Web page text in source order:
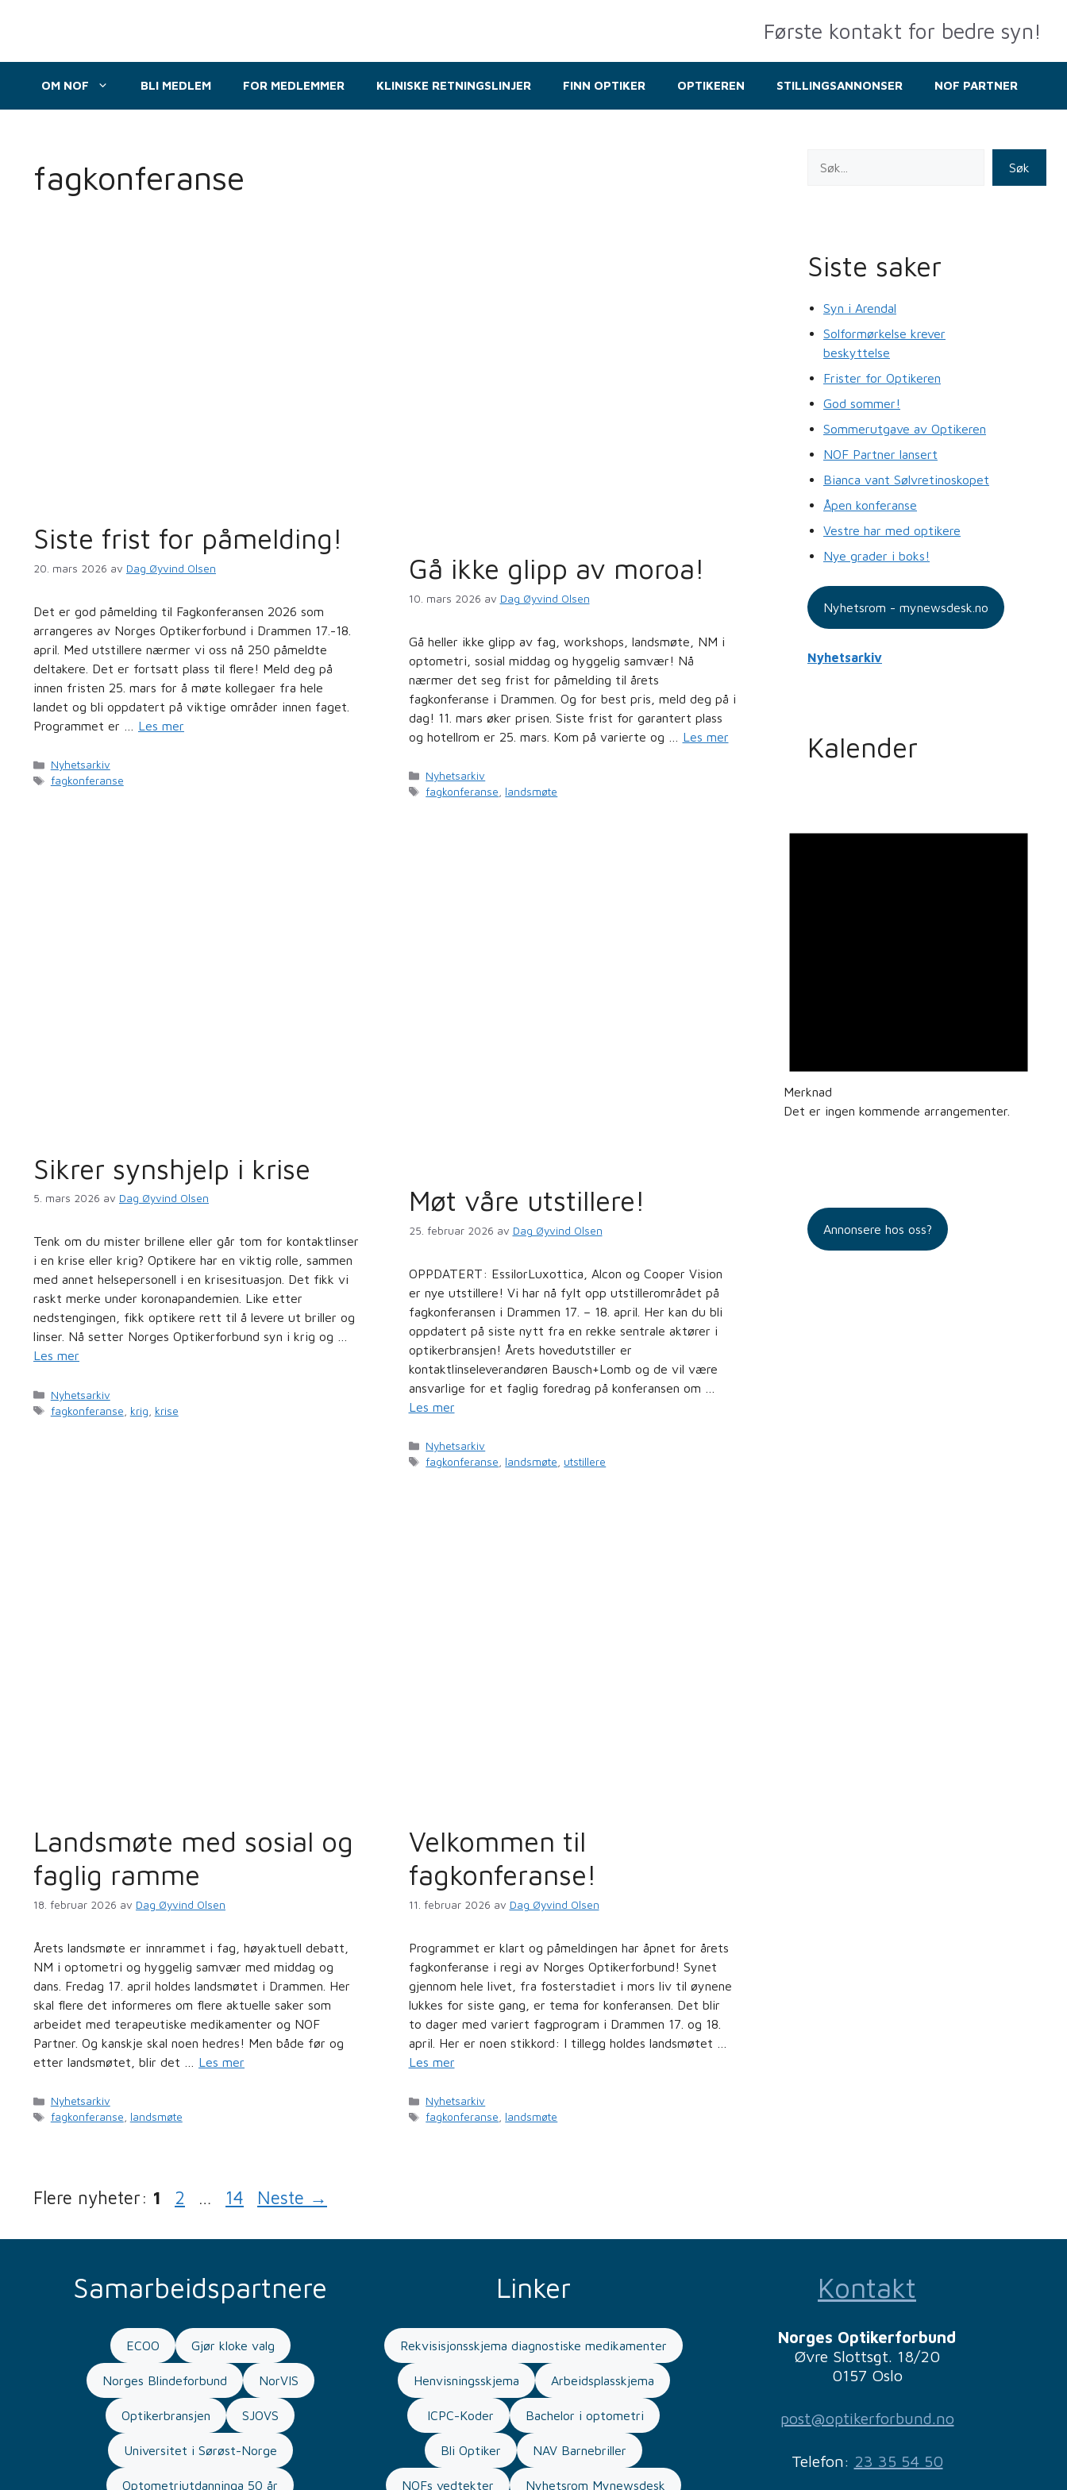
Første kontakt for bedre syn!
OM NOF BLI MEDLEM FOR MEDLEMMER KLINISKE RETNINGSLINJER FINN OPTIKER OPTIKEREN STILLINGSANNONSER NOF PARTNER
fagkonferanse
Siste frist for påmelding!
20. mars 2026 av Dag Øyvind Olsen
Det er god påmelding til Fagkonferansen 2026 som
arrangeres av Norges Optikerforbund i Drammen 17.-18.
april. Med utstillere nærmer vi oss nå 250 påmeldte
deltakere. Det er fortsatt plass til flere! Meld deg på
innen fristen 25. mars for å møte kollegaer fra hele
landet og bli oppdatert på viktige områder innen faget.
Programmet er … Les mer
Kategorier
Nyhetsarkiv
Stikkord
fagkonferanse
Gå ikke glipp av moroa!
10. mars 2026 av Dag Øyvind Olsen
Gå heller ikke glipp av fag, workshops, landsmøte, NM i
optometri, sosial middag og hyggelig samvær! Nå
nærmer det seg frist for påmelding til årets
fagkonferanse i Drammen. Og for best pris, meld deg på i
dag! 11. mars øker prisen. Siste frist for garantert plass
og hotellrom er 25. mars. Kom på varierte og … Les mer
Kategorier
Nyhetsarkiv
Stikkord
fagkonferanse, landsmøte
Sikrer synshjelp i krise
5. mars 2026 av Dag Øyvind Olsen
Tenk om du mister brillene eller går tom for kontaktlinser
i en krise eller krig? Optikere har en viktig rolle, sammen
med annet helsepersonell i en krisesituasjon. Det fikk vi
raskt merke under koronapandemien. Like etter
nedstengingen, fikk optikere rett til å levere ut briller og
linser. Nå setter Norges Optikerforbund syn i krig og …
Les mer
Kategorier
Nyhetsarkiv
Stikkord
fagkonferanse krig krise
Møt våre utstillere!
25. februar 2026 av Dag Øyvind Olsen
OPPDATERT: EssilorLuxottica, Alcon og Cooper Vision
er nye utstillere! Vi har nå fylt opp utstillerområdet på
fagkonferansen i Drammen 17. – 18. april. Her kan du bli
oppdatert på siste nytt fra en rekke sentrale aktører i
optikerbransjen! Årets hovedutstiller er
kontaktlinseleverandøren Bausch+Lomb og de vil være
ansvarlige for et faglig foredrag på konferansen om …
Les mer
Kategorier
Nyhetsarkiv
Stikkord
fagkonferanse landsmøte utstillere
Landsmøte med sosial og
faglig ramme
18. februar 2026 av Dag Øyvind Olsen
Årets landsmøte er innrammet i fag, høyaktuell debatt,
NM i optometri og hyggelig samvær med middag og
dans. Fredag 17. april holdes landsmøtet i Drammen. Her
skal flere det informeres om flere aktuelle saker som
arbeidet med terapeutiske medikamenter og NOF
Partner. Og kanskje skal noen hedres! Men både før og
etter landsmøtet, blir det … Les mer
Kategorier
Nyhetsarkiv
Stikkord
fagkonferanse, landsmøte
Velkommen til
fagkonferanse!
11. februar 2026 av Dag Øyvind Olsen
Programmet er klart og påmeldingen har åpnet for årets
fagkonferanse i regi av Norges Optikerforbund! Synet
gjennom hele livet, fra fosterstadiet i mors liv til øynene
lukkes for siste gang, er tema for konferansen. Det blir
to dager med variert fagprogram i Drammen 17. og 18.
april. Her er noen stikkord: I tillegg holdes landsmøtet …
Les mer
Kategorier
Nyhetsarkiv
Stikkord
fagkonferanse, landsmøte
Side
1 Side
2 … Side
14 Neste →
Søk
Siste saker
Syn i Arendal
Solformørkelse krever
beskyttelse
Frister for Optikeren
God sommer!
Sommerutgave av Optikeren
NOF Partner lansert
Bianca vant Sølvretinoskopet
Åpen konferanse
Vestre har med optikere
Nye grader i boks!
Nyhetsrom - mynewsdesk.no
Nyhetsarkiv
Kalender
Merknad
Det er ingen kommende arrangementer.
Annonsere hos oss?
Samarbeidspartnere
ECOO Gjør kloke valg
Norges Blindeforbund NorVIS
Optikerbransjen SJOVS
Universitet i Sørøst-Norge
Optometriutdanninga 50 år
Linker
Rekvisisjonsskjema diagnostiske medikamenter
Henvisningsskjema Arbeidsplasskjema
ICPC-Koder Bachelor i optometri
Bli Optiker NAV Barnebriller
NOFs vedtekter Nyhetsrom Mynewsdesk
Kontakt
Norges Optikerforbund
Øvre Slottsgt. 18/20
0157 Oslo
post@optikerforbund.no
Telefon: 23 35 54 50